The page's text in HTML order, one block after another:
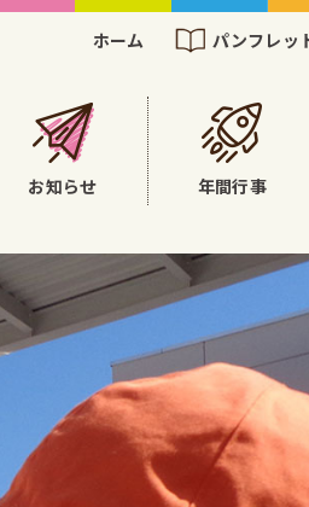
ホーム パンフレッ
お知らせ 年間行事